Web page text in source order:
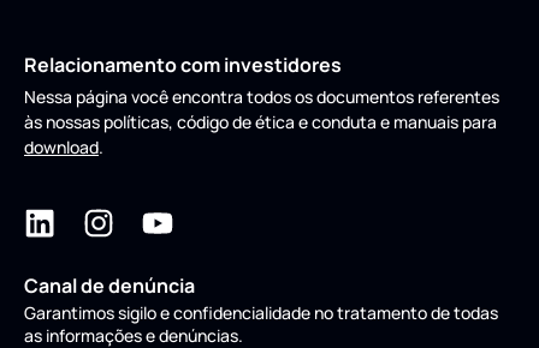
Relacionamento com investidores
Nessa página você encontra todos os documentos referentes
às nossas políticas, código de ética e conduta e manuais para
download.
Canal de denúncia
Garantimos sigilo e confidencialidade no tratamento de todas
as informações e denúncias.